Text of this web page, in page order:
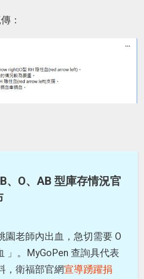
：
B、O、AB 型庫存情況官
園老師內出血，急切需要 O
」。MyGoPen 查詢具代表
，衛福部官網宣導踴躍捐